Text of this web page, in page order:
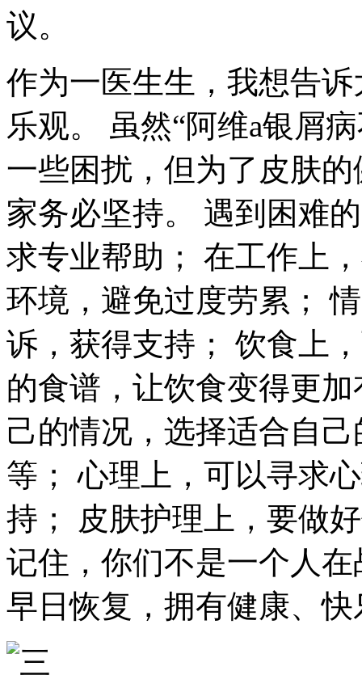
议。
作为一医生生，我想告
乐观。 虽然“阿维a银屑
一些困扰，但为了皮肤
家务必坚持。 遇到困难
求专业帮助； 在工作上
环境，避免过度劳累；
诉，获得支持； 饮食上
的食谱，让饮食变得更
己的情况，选择适合自
等； 心理上，可以寻求
持； 皮肤护理上，要做
记住，你们不是一个人
早日恢复，拥有健康、